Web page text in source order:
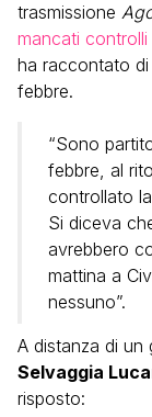
trasmissione
mancati
ha raccontato
febbre.
“Sono
febbre, al
controllato
Si diceva
avrebbero
mattina a
nessuno”.
A distanza di un
Selvaggia
risposto: